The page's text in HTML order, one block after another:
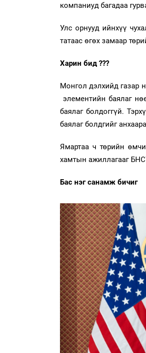
компаниуд багадаа
Улс орнууд ийнхүү
татаас өгөх замаар
Харин бид ???
Монгол дэлхийд газар
элементийн баялаг
баялаг болдоггүй.
баялаг болдгийг
Ямартаа ч төрийн
хамтын ажиллагааг
Бас нэг санамж бичиг